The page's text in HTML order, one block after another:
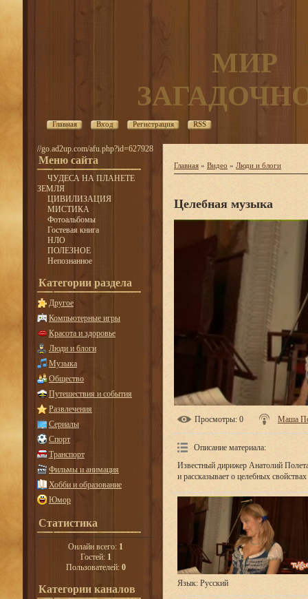
МИР
Главная Вход Регистрация RSS
//go.ad2up.com/afu.php?id=627928
Меню сайта
ЧУДЕСА НА ПЛАНЕТЕ
ЗЕМЛЯ
ЦИВИЛИЗАЦИЯ
МИСТИКА
Фотоальбомы
Гостевая книга
НЛО
ПОЛЕЗНОЕ
Непознанное
Категории раздела
Другое
Компьютерные игры
Красота и здоровье
Люди и блоги
Музыка
Общество
Путешествия и события
Развлечения
Сериалы
Спорт
Транспорт
Фильмы и анимация
Хобби и образование
Юмор
Статистика
Онлайн всего: 1
Гостей: 1
Пользователей: 0
Категории каналов
Главная » Видео » Люди и блоги
Целебная музыка
Просмотры: 0 Маша
Описание материала:
Известный дирижер Анатолий
и рассказывает о целебных
Язык: Русский